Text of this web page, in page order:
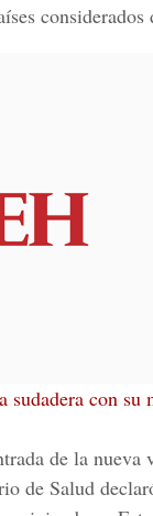
considerados
con su
de la nueva
de Salud